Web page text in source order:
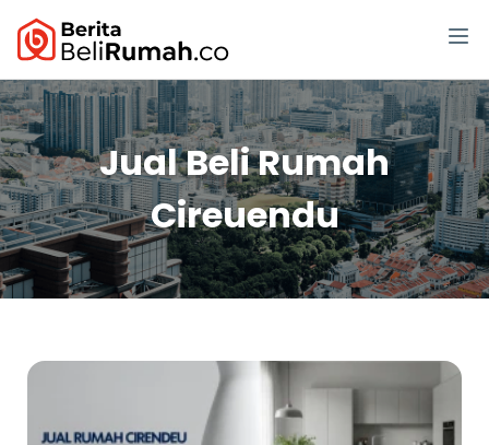
Jual Beli Rumah
Cireuendu